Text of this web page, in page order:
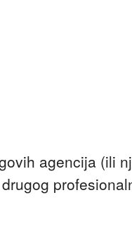
agencija (ili